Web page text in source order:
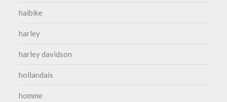
haibike
harley
harley davidson
hollandais
homme